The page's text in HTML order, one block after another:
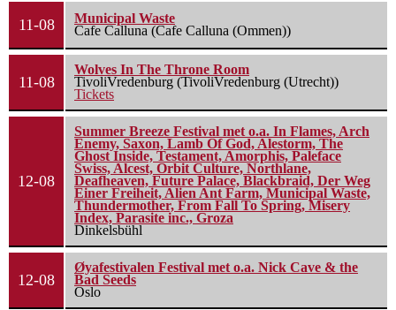
11-08
Municipal Waste
Cafe Calluna (Cafe Calluna (Ommen))
11-08
Wolves In The Throne Room
TivoliVredenburg (TivoliVredenburg (Utrecht))
Tickets
12-08
Summer Breeze Festival met o.a. In Flames, Arch
Enemy, Saxon, Lamb Of God, Alestorm, The
Ghost Inside, Testament, Amorphis, Paleface
Swiss, Alcest, Orbit Culture, Northlane,
Deafheaven, Future Palace, Blackbraid, Der Weg
Einer Freiheit, Alien Ant Farm, Municipal Waste,
Thundermother, From Fall To Spring, Misery
Index, Parasite inc., Groza
Dinkelsbühl
12-08
Øyafestivalen Festival met o.a. Nick Cave & the
Bad Seeds
Oslo